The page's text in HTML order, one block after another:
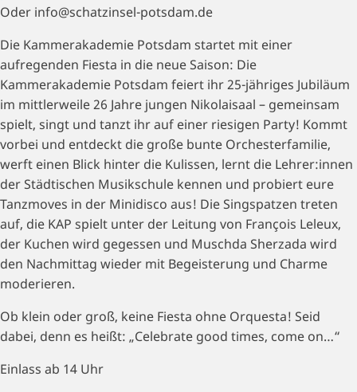
Oder info@schatzinsel-potsdam.de
Die Kammerakademie Potsdam startet mit einer
aufregenden Fiesta in die neue Saison: Die
Kammerakademie Potsdam feiert ihr 25-jähriges Jubiläum
im mittlerweile 26 Jahre jungen Nikolaisaal – gemeinsam
spielt, singt und tanzt ihr auf einer riesigen Party! Kommt
vorbei und entdeckt die große bunte Orchesterfamilie,
werft einen Blick hinter die Kulissen, lernt die Lehrer:innen
der Städtischen Musikschule kennen und probiert eure
Tanzmoves in der Minidisco aus! Die Singspatzen treten
auf, die KAP spielt unter der Leitung von François Leleux,
der Kuchen wird gegessen und Muschda Sherzada wird
den Nachmittag wieder mit Begeisterung und Charme
moderieren.
Ob klein oder groß, keine Fiesta ohne Orquesta! Seid
dabei, denn es heißt: „Celebrate good times, come on…“
Einlass ab 14 Uhr